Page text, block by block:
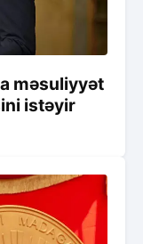
məsuliyyət
istəyir